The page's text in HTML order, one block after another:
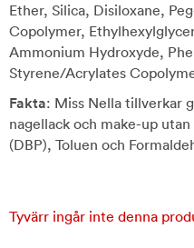
Ether, Silica, Disiloxane,
Copolymer,
Ammonium Hydroxyde,
Styrene/Acrylates
Fakta: Miss Nella tillverkar
nagellack och make-up
(DBP), Toluen och
Tyvärr ingår inte denna